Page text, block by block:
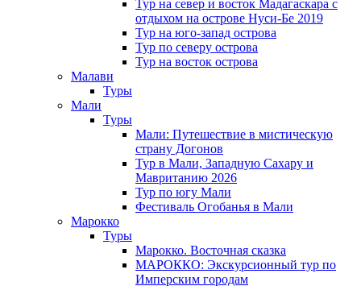
Тур на север и восток Мадагаскара с
отдыхом на острове Нуси-Бе 2019
Тур на юго-запад острова
Тур по северу острова
Тур на восток острова
Малави
Туры
Мали
Туры
Мали: Путешествие в мистическую
страну Догонов
Тур в Мали, Западную Сахару и
Мавританию 2026
Тур по югу Мали
Фестиваль Огобанья в Мали
Марокко
Туры
Марокко. Восточная сказка
МАРОККО: Экскурсионный тур по
Имперским городам